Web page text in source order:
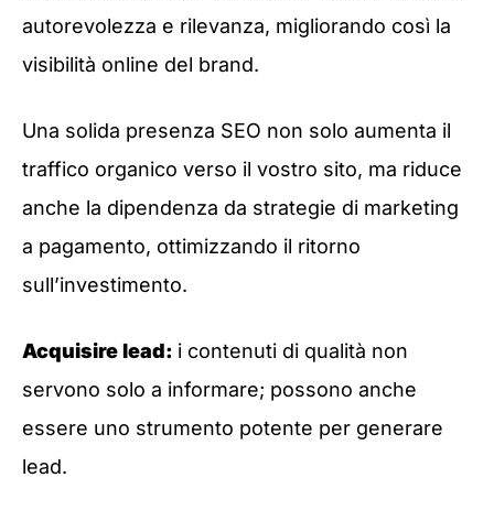
autorevolezza e rilevanza, migliorando così la
visibilità online del brand.
Una solida presenza SEO non solo aumenta il
traffico organico verso il vostro sito, ma riduce
anche la dipendenza da strategie di marketing
a pagamento, ottimizzando il ritorno
sull’investimento.
Acquisire lead: i contenuti di qualità non
servono solo a informare; possono anche
essere uno strumento potente per generare
lead.